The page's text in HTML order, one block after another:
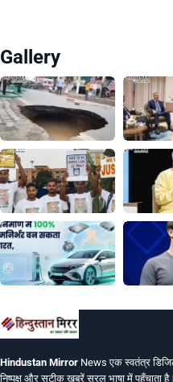
Gallery
Hindustan Mirror News एक स्वतंत्र
निष्पक्ष और सटीक खबरें सरल भाषा में पहुँचाता है।